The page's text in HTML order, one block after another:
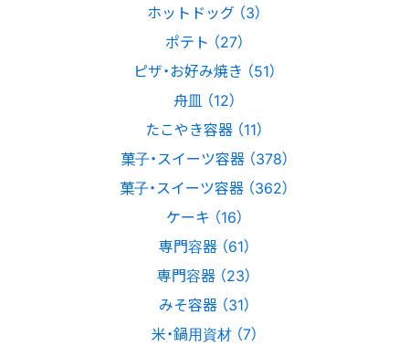
ホットドッグ （3）
ポテト （27）
ピザ・お好み焼き （51）
舟皿 （12）
たこやき容器 （11）
菓子・スイーツ容器 （378）
菓子・スイーツ容器 （362）
ケーキ （16）
専門容器 （61）
専門容器 （23）
みそ容器 （31）
米・鍋用資材 （7）